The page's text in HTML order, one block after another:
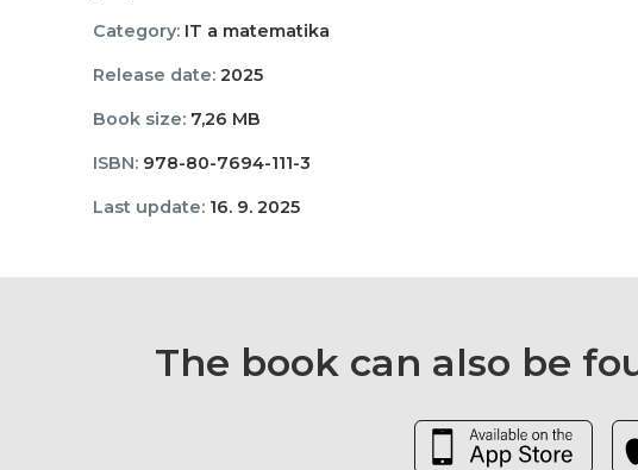
Category:IT a matematika
Release date:2025
Book size:7,26 MB
ISBN:978-80-7694-111-3
Last update:16. 9. 2025
The book can also be